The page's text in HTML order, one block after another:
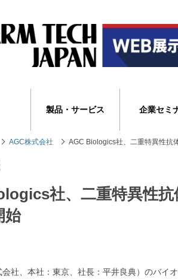
製品・サービス 企業セミ
AGC株式会社 AGC Biologics社、二重特異性抗
社、二重特異性
始
社、本社：東京、社長：平井良典）のバイ